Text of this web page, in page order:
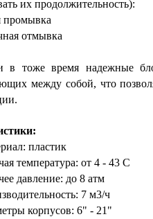
их продолжительность):
промывка
отмывка
в тоже время надежные
между собой, что
:
пластик
температура: от 4 - 43 С
давление: до 8 атм
7 м3/ч
корпусов: 6" - 21"